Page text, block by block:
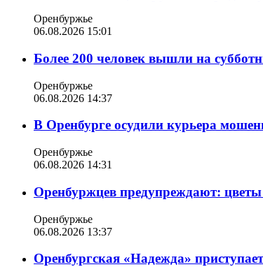
Оренбуржье
06.08.2026 15:01
Более 200 человек вышли на
Оренбуржье
06.08.2026 14:37
В Оренбурге осудили курьера
Оренбуржье
06.08.2026 14:31
Оренбуржцев предупреждают:
Оренбуржье
06.08.2026 13:37
Оренбургская «Надежда»